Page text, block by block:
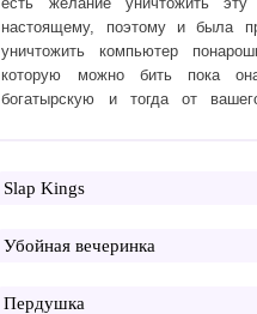
настоящему, поэтому и была
уничтожить компьютер
которую можно бить пока
богатырскую и тогда от
Slap Kings
Убойная вечеринка
Пердушка